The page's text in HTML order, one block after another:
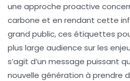
une approche proactive
carbone et en rendant cette
grand public, ces étiquettes
plus large audience sur les
s’agit d’un message puissant
nouvelle génération à prendre